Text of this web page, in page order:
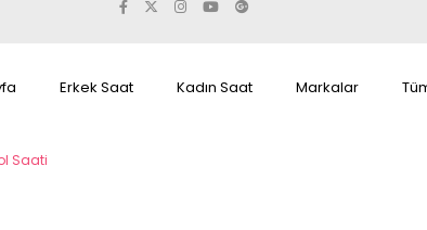
Erkek Saat Kadın Saat Markalar
Saati